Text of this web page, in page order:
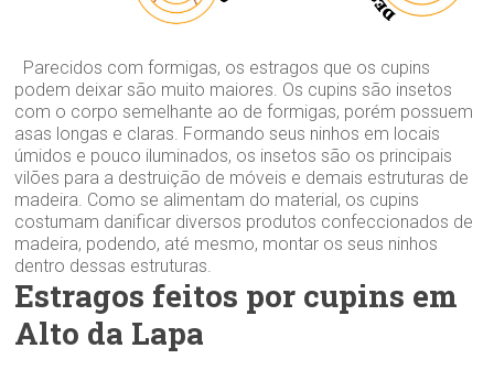
Parecidos com formigas, os estragos que os cupins
podem deixar são muito maiores. Os cupins são insetos
com o corpo semelhante ao de formigas, porém possuem
asas longas e claras. Formando seus ninhos em locais
úmidos e pouco iluminados, os insetos são os principais
vilões para a destruição de móveis e demais estruturas de
madeira. Como se alimentam do material, os cupins
costumam danificar diversos produtos confeccionados de
madeira, podendo, até mesmo, montar os seus ninhos
dentro dessas estruturas.
Estragos feitos por cupins em
Alto da Lapa